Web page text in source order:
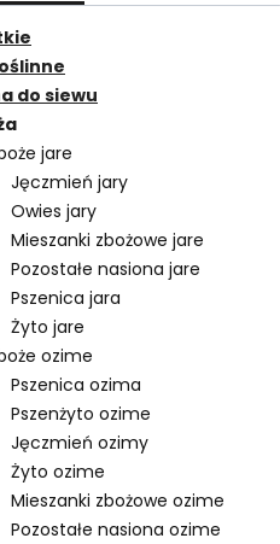
do siewu
jare
Jęczmień jary
Owies jary
Mieszanki zbożowe jare
Pozostałe nasiona jare
Pszenica jara
Żyto jare
ozime
Pszenica ozima
Pszenżyto ozime
Jęczmień ozimy
Żyto ozime
Mieszanki zbożowe ozime
Pozostałe nasiona ozime